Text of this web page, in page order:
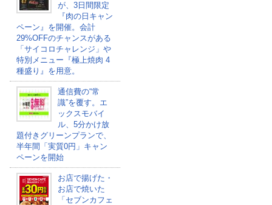
が、3日間限定
『肉の日キャン
ペーン』を開催。会計
29%OFFのチャンスがある
「サイコロチャレンジ」や
特別メニュー『極上焼肉 4
種盛り』を用意。
通信費の“常
識”を覆す。エ
ックスモバイ
ル、5分かけ放
題付きグリーンプランで、
半年間「実質0円」キャン
ペーンを開始
お店で揚げた・
お店で焼いた
「セブンカフェ